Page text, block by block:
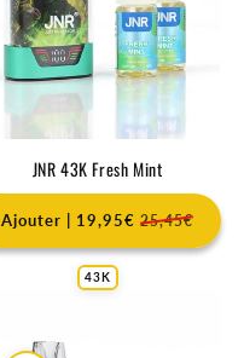
JNR 43K Fresh Mint
Ajouter | 19,95€ 25,45€
43K